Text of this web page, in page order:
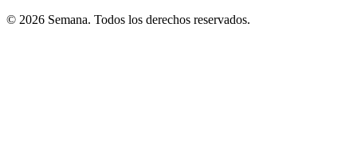
© 2026 Semana. Todos los derechos reservados.